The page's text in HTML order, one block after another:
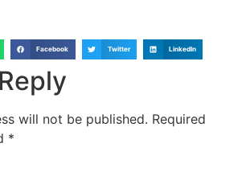
Facebook Twitter LinkedIn
will not be published. Required
*